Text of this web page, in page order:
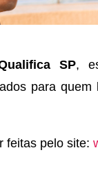
SP,
para quem
feitas pelo site: